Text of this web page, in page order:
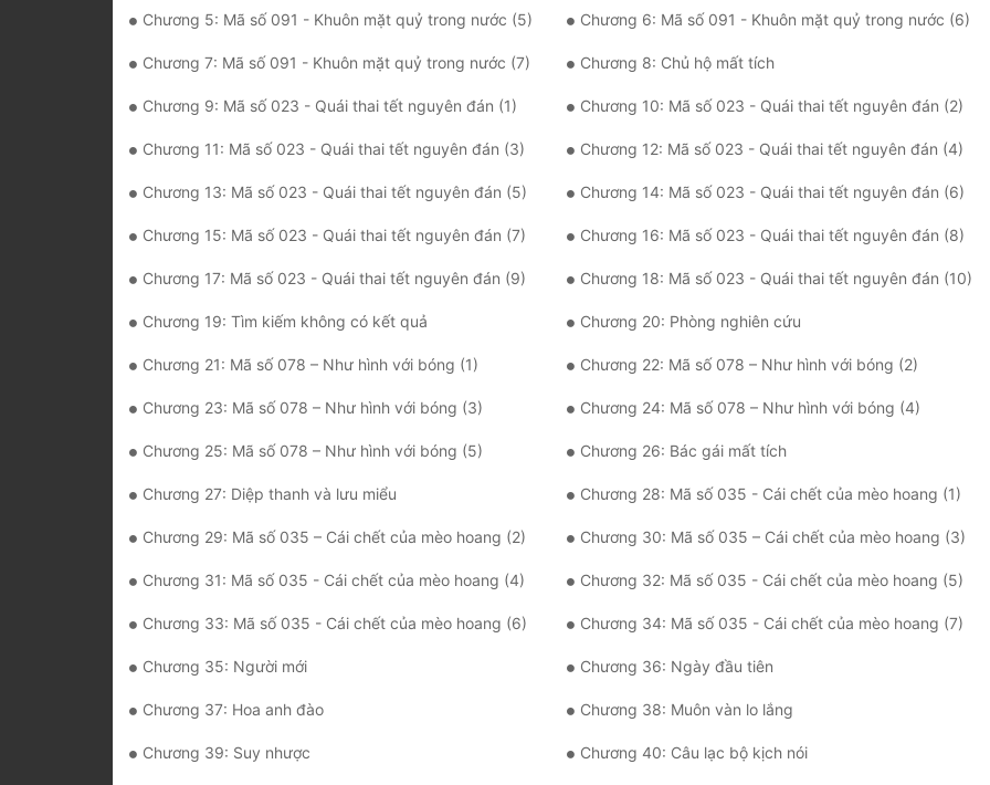
Chương 5: Mã số 091 - Khuôn mặt quỷ trong nước (5) Chương 6: Mã số 091 - Khuôn mặt quỷ trong nước (6)
Chương 7: Mã số 091 - Khuôn mặt quỷ trong nước (7) Chương 8: Chủ hộ mất tích
Chương 9: Mã số 023 - Quái thai tết nguyên đán (1) Chương 10: Mã số 023 - Quái thai tết nguyên đán (2)
Chương 11: Mã số 023 - Quái thai tết nguyên đán (3) Chương 12: Mã số 023 - Quái thai tết nguyên đán (4)
Chương 13: Mã số 023 - Quái thai tết nguyên đán (5) Chương 14: Mã số 023 - Quái thai tết nguyên đán (6)
Chương 15: Mã số 023 - Quái thai tết nguyên đán (7) Chương 16: Mã số 023 - Quái thai tết nguyên đán (8)
Chương 17: Mã số 023 - Quái thai tết nguyên đán (9) Chương 18: Mã số 023 - Quái thai tết nguyên đán (10)
Chương 19: Tìm kiếm không có kết quả Chương 20: Phòng nghiên cứu
Chương 21: Mã số 078 – Như hình với bóng (1) Chương 22: Mã số 078 – Như hình với bóng (2)
Chương 23: Mã số 078 – Như hình với bóng (3) Chương 24: Mã số 078 – Như hình với bóng (4)
Chương 25: Mã số 078 – Như hình với bóng (5) Chương 26: Bác gái mất tích
Chương 27: Diệp thanh và lưu miểu Chương 28: Mã số 035 - Cái chết của mèo hoang (1)
Chương 29: Mã số 035 – Cái chết của mèo hoang (2) Chương 30: Mã số 035 – Cái chết của mèo hoang (3)
Chương 31: Mã số 035 - Cái chết của mèo hoang (4) Chương 32: Mã số 035 - Cái chết của mèo hoang (5)
Chương 33: Mã số 035 - Cái chết của mèo hoang (6) Chương 34: Mã số 035 - Cái chết của mèo hoang (7)
Chương 35: Người mới Chương 36: Ngày đầu tiên
Chương 37: Hoa anh đào Chương 38: Muôn vàn lo lắng
Chương 39: Suy nhược Chương 40: Câu lạc bộ kịch nói